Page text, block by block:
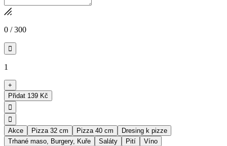
0 /300

1
+
Přidat 139 Kč


Akce
Pizza 32 cm Pizza 40 cm
Dresing k pizze
Trhané maso, Burgery, Kuře
Saláty Pití Víno